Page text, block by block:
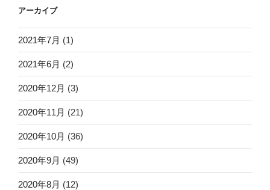
アーカイブ
2021年7月 (1)
2021年6月 (2)
2020年12月 (3)
2020年11月 (21)
2020年10月 (36)
2020年9月 (49)
2020年8月 (12)